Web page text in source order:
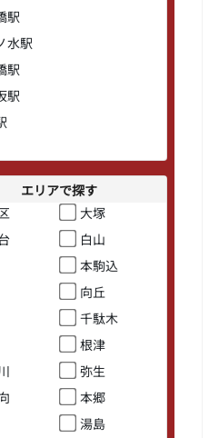
駅
水駅
駅
駅
エリアで探す
大塚
白山
本駒込
向丘
千駄木
根津
弥生
本郷
湯島